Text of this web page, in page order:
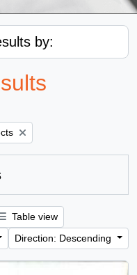
by:
Table view
Direction: Descending